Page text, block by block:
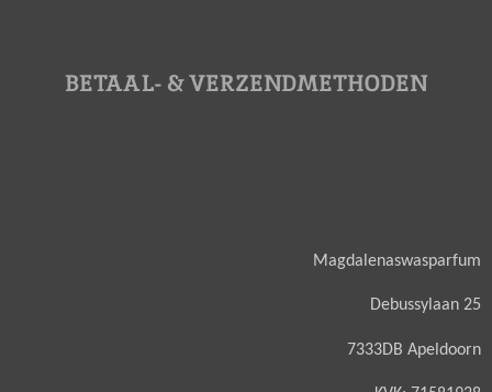
BETAAL- & VERZENDMETHODEN
Magdalenaswasparfum
Debussylaan 25
7333DB Apeldoorn